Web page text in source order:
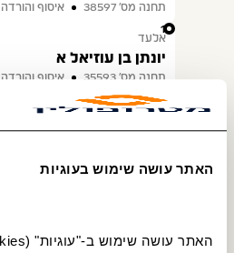
האתר עושה שימוש בעוגיות
תחנה מס׳ 38597 איסוף והורדה
15
אלעד
יונתן בן עוזיאל א
תחנה מס׳ 35593 איסוף והורדה
16
אלעד
יונתן בן עוזיאל ב
17
18
אלעד